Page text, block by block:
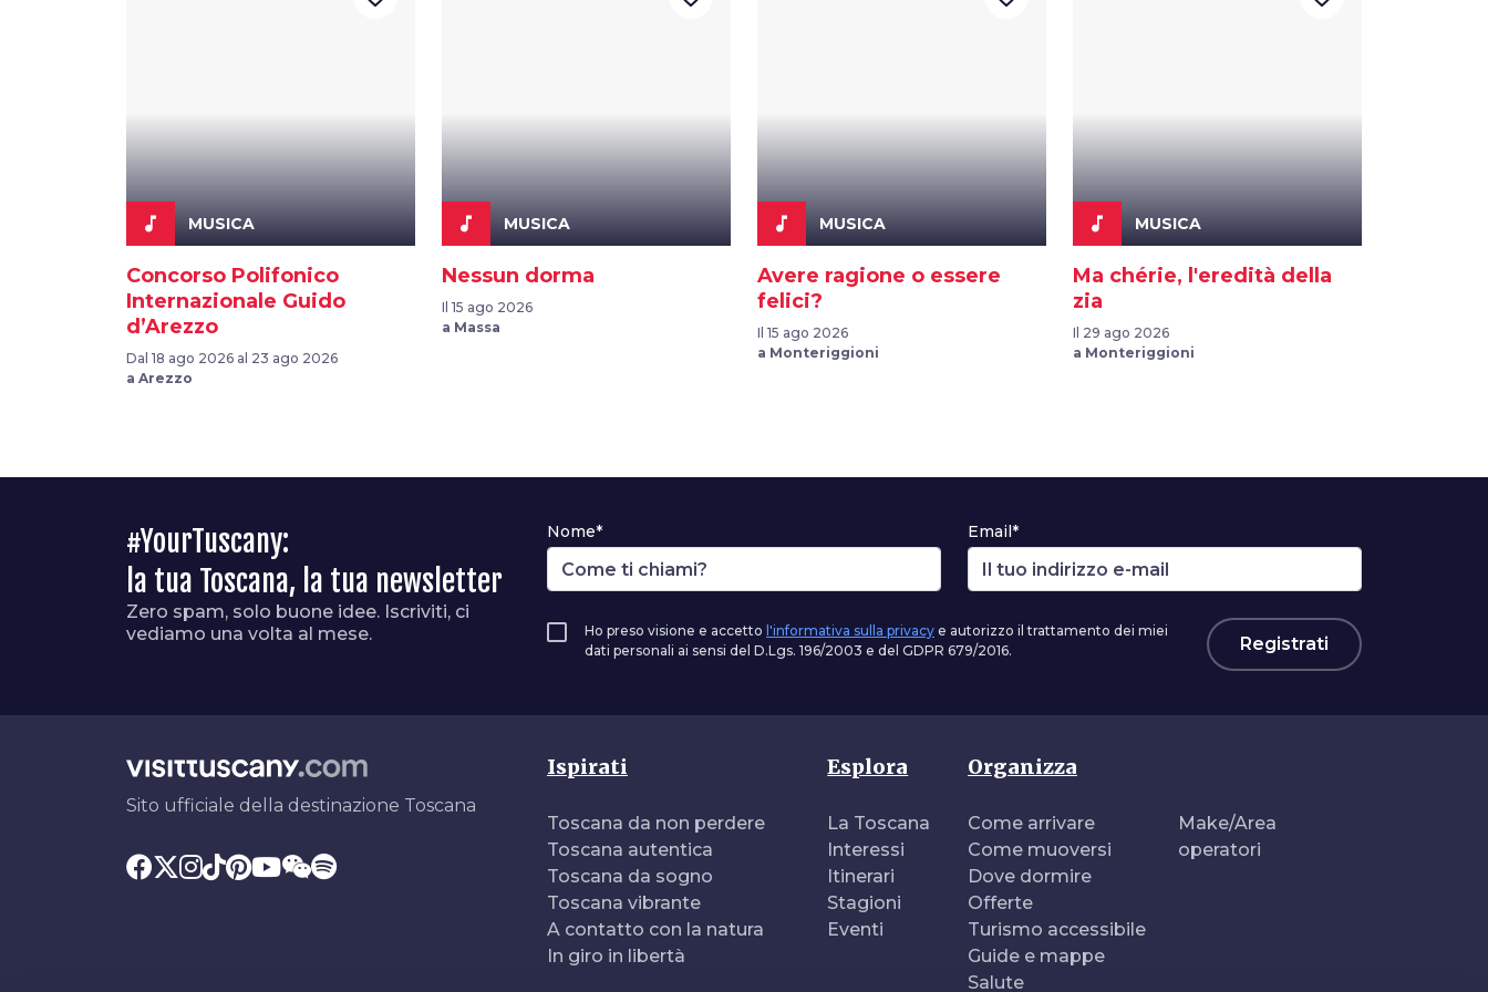
music_note MUSICA
Concorso Polifonico
Internazionale Guido
d’Arezzo
Dal 18 ago 2026 al 23 ago 2026
a Arezzo
music_note MUSICA
Nessun dorma
Il 15 ago 2026
a Massa
music_note MUSICA
Avere ragione o essere
felici?
Il 15 ago 2026
a Monteriggioni
music_note MUSICA
Ma chérie, l'eredità della
zia
Il 29 ago 2026
a Monteriggioni
#YourTuscany:
la tua Toscana, la tua newsletter
Zero spam, solo buone idee. Iscriviti, ci
vediamo una volta al mese.
Nome* Email*
Ho preso visione e accetto l'informativa sulla privacy e autorizzo il trattamento dei miei
dati personali ai sensi del D.Lgs. 196/2003 e del GDPR 679/2016.
Registrati
Sito ufficiale della destinazione Toscana
Ispirati
Toscana da non perdere
Toscana autentica
Toscana da sogno
Toscana vibrante
A contatto con la natura
In giro in libertà
Esplora
La Toscana
Interessi
Itinerari
Stagioni
Eventi
Organizza
Come arrivare
Come muoversi
Dove dormire
Offerte
Turismo accessibile
Guide e mappe
Salute
Make/Area
operatori